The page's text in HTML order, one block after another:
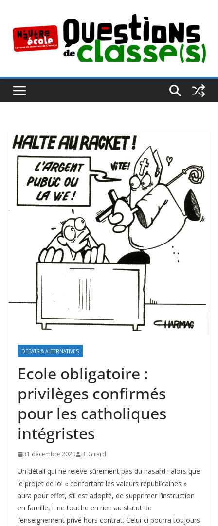
contenu
DÉBATS & ALTERNATIVES
Ecole obligatoire :
privilèges confirmés
pour les catholiques
intégristes
31 décembre 2020 B. Girard
Un détail qui ne relève sûrement pas du hasard : alors que
le projet de loi « confortant les valeurs républicaines »
aura pour effet, s’il est adopté, de supprimer l’instruction
en famille, il ne touche en rien au statut de
l’enseignement privé hors contrat. Celui-ci pourra toujours